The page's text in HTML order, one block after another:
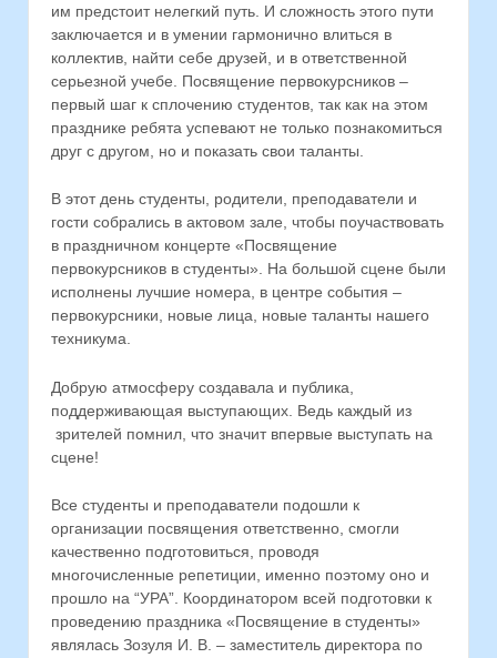
им предстоит нелегкий путь. И сложность этого пути
заключается и в умении гармонично влиться в
коллектив, найти себе друзей, и в ответственной
серьезной учебе. Посвящение первокурсников –
первый шаг к сплочению студентов, так как на этом
празднике ребята успевают не только познакомиться
друг с другом, но и показать свои таланты.
В этот день студенты, родители, преподаватели и
гости собрались в актовом зале, чтобы поучаствовать
в праздничном концерте «Посвящение
первокурсников в студенты». На большой сцене были
исполнены лучшие номера, в центре события –
первокурсники, новые лица, новые таланты нашего
техникума.
Добрую атмосферу создавала и публика,
поддерживающая выступающих. Ведь каждый из
зрителей помнил, что значит впервые выступать на
сцене!
Все студенты и преподаватели подошли к
организации посвящения ответственно, смогли
качественно подготовиться, проводя
многочисленные репетиции, именно поэтому оно и
прошло на “УРА”. Координатором всей подготовки к
проведению праздника «Посвящение в студенты»
являлась Зозуля И. В. – заместитель директора по